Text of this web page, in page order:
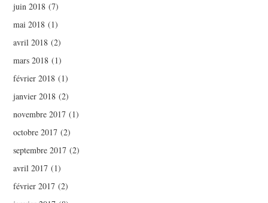
juin 2018 (7)
mai 2018 (1)
avril 2018 (2)
mars 2018 (1)
février 2018 (1)
janvier 2018 (2)
novembre 2017 (1)
octobre 2017 (2)
septembre 2017 (2)
avril 2017 (1)
février 2017 (2)